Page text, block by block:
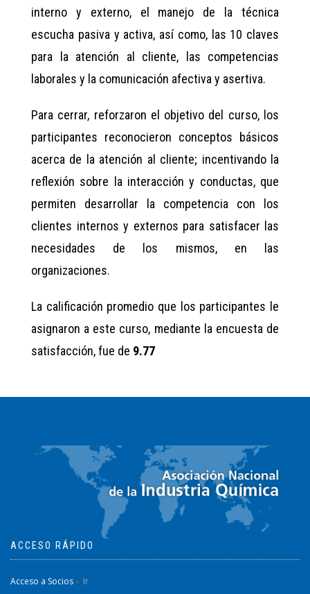
interno y externo, el manejo de la técnica
escucha pasiva y activa, así como, las 10 claves
para la atención al cliente, las competencias
laborales y la comunicación afectiva y asertiva.
Para cerrar, reforzaron el objetivo del curso, los
participantes reconocieron conceptos básicos
acerca de la atención al cliente; incentivando la
reflexión sobre la interacción y conductas, que
permiten desarrollar la competencia con los
clientes internos y externos para satisfacer las
necesidades de los mismos, en las
organizaciones.
La calificación promedio que los participantes le
asignaron a este curso, mediante la encuesta de
satisfacción, fue de 9.77
ACCESO RÁPIDO
Acceso a Socios
Ir